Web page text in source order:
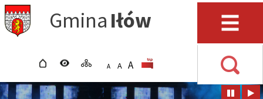
Przejdź do głównego
menu
Przejdź do treści
Przejdź do wyszukiwarki
Przejdź do mapy serwisu
Gmina Iłów Menu
strona głównawersja kontrastowa
mapa serwisu
APOMNIEJSZ CZCIONKĘ
A STANDARDOWY ROZMIAR
A POWIĘKSZ CZCIONKĘ
rozmiar czcionki